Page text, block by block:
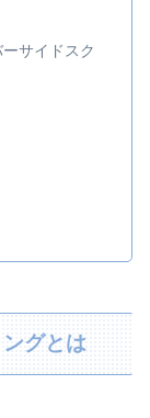
サイドスク
グとは